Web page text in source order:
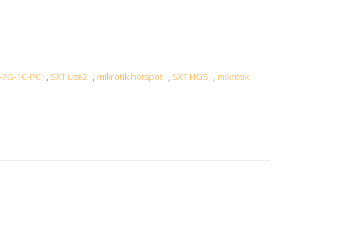
1C-PC , SXT Lite2 , mikrotik hotspot , SXT HG5 , mikrotik